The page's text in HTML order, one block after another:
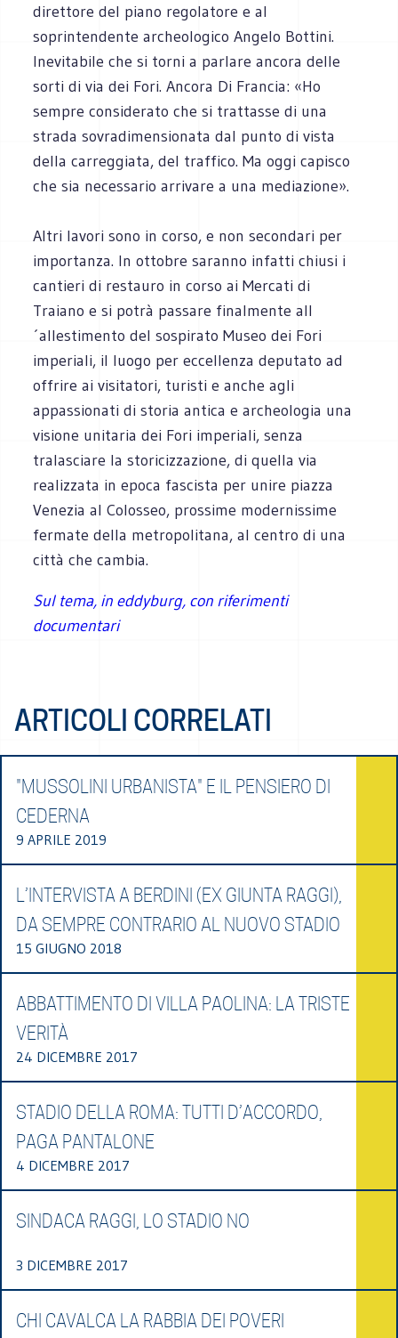
direttore del piano regolatore e al
soprintendente archeologico Angelo Bottini.
Inevitabile che si torni a parlare ancora delle
sorti di via dei Fori. Ancora Di Francia: «Ho
sempre considerato che si trattasse di una
strada sovradimensionata dal punto di vista
della carreggiata, del traffico. Ma oggi capisco
che sia necessario arrivare a una mediazione».
Altri lavori sono in corso, e non secondari per
importanza. In ottobre saranno infatti chiusi i
cantieri di restauro in corso ai Mercati di
Traiano e si potrà passare finalmente all
´allestimento del sospirato Museo dei Fori
imperiali, il luogo per eccellenza deputato ad
offrire ai visitatori, turisti e anche agli
appassionati di storia antica e archeologia una
visione unitaria dei Fori imperiali, senza
tralasciare la storicizzazione, di quella via
realizzata in epoca fascista per unire piazza
Venezia al Colosseo, prossime modernissime
fermate della metropolitana, al centro di una
città che cambia.
Sul tema, in eddyburg, con riferimenti
documentari
ARTICOLI CORRELATI
"MUSSOLINI URBANISTA" E IL PENSIERO DI
CEDERNA
9 APRILE 2019
L’INTERVISTA A BERDINI (EX GIUNTA RAGGI),
DA SEMPRE CONTRARIO AL NUOVO STADIO
15 GIUGNO 2018
ABBATTIMENTO DI VILLA PAOLINA: LA TRISTE
VERITÀ
24 DICEMBRE 2017
STADIO DELLA ROMA: TUTTI D’ACCORDO,
PAGA PANTALONE
4 DICEMBRE 2017
SINDACA RAGGI, LO STADIO NO
3 DICEMBRE 2017
CHI CAVALCA LA RABBIA DEI POVERI